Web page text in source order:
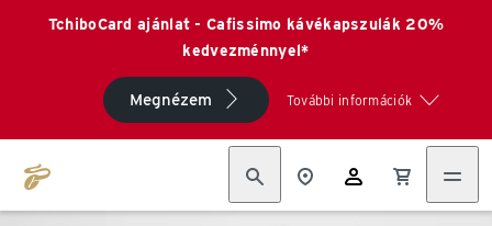
TchiboCard ajánlat - Cafissimo kávékapszulák 20%
kedvezménnyel*
Megnézem További információk